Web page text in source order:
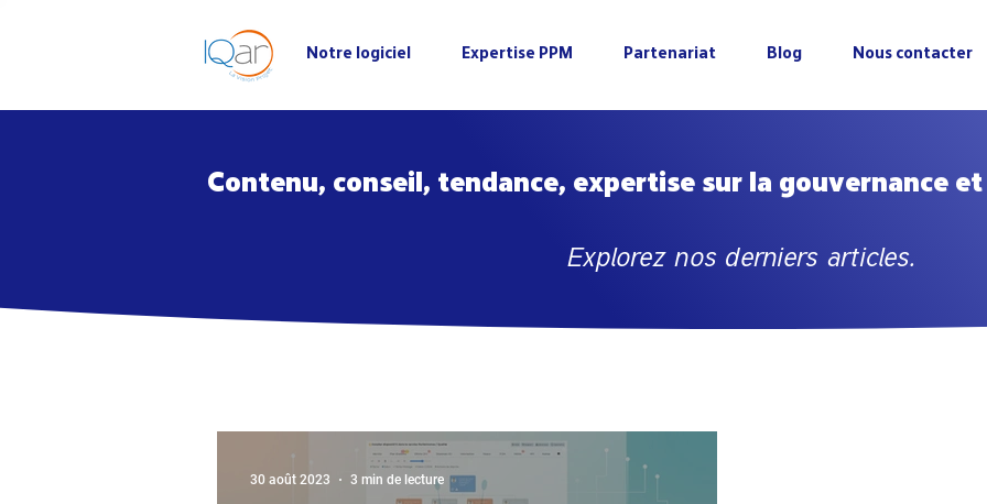
Notre logiciel Expertise PPM Partenariat Blog Nous contacter
Contenu, conseil, tendance, expertise sur la gouvernance
Explorez nos derniers articles.
30 août 2023 3 min de lecture